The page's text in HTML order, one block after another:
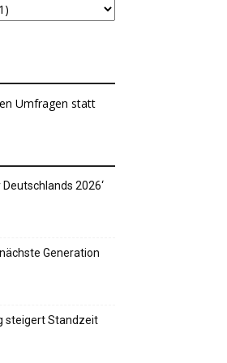
Umfragen statt
2026‘
Generation
steigert Standzeit